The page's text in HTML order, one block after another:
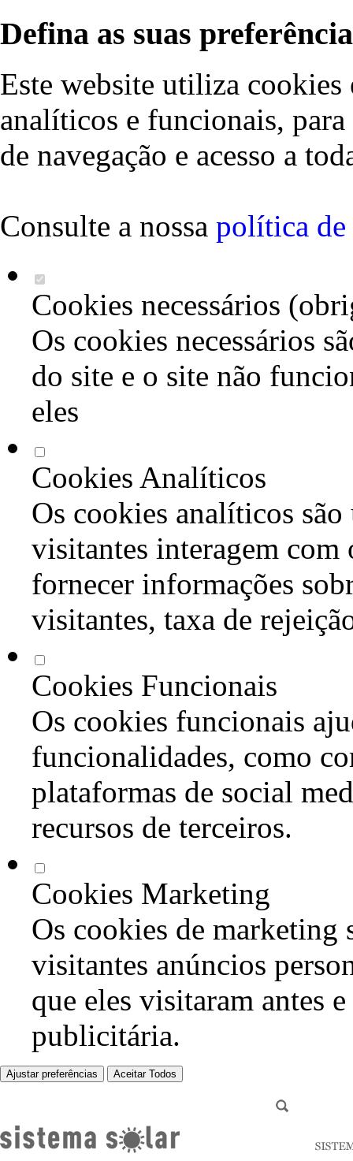
Defina as suas
Este website utiliza cookies
analíticos e funcionais,
de navegação e acesso a
Consulte a nossa política de
Cookies necessários
Os cookies necessários
do site e o site não
eles
Cookies Analíticos
Os cookies analíticos são
visitantes interagem com
fornecer informações
visitantes, taxa de
Cookies Funcionais
Os cookies funcionais
funcionalidades, como
plataformas de social
recursos de terceiros.
Cookies Marketing
Os cookies de marketing
visitantes anúncios
que eles visitaram antes
publicitária.
Ajustar preferências Aceitar Todos